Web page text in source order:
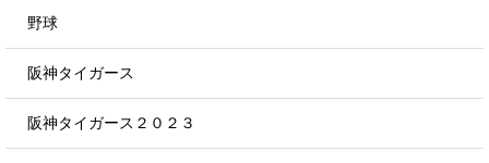
野球
阪神タイガース
阪神タイガース２０２３